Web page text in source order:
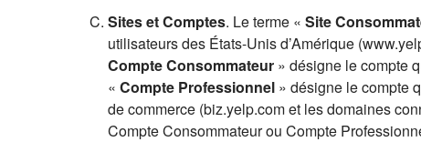
Sites et Comptes. Le terme « Site
utilisateurs des États-Unis d’Amérique
Compte Consommateur » désigne le compte
« Compte Professionnel » désigne le compte
de commerce (biz.yelp.com et les domaines
Compte Consommateur ou Compte